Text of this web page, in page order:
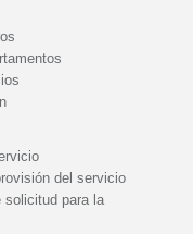
del servicio
solicitud para la